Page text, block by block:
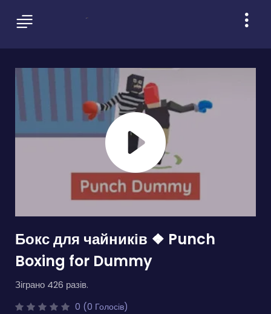
Бокс для чайників ❖ Punch
Boxing for Dummy
Зіграно 426 разів.
0 (0 Голосів)